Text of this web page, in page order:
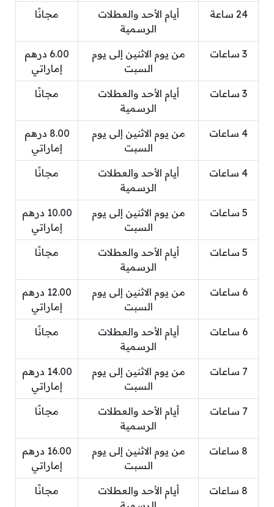
24 ساعة
أيام الأحد والعطلات
الرسمية
مجانًا
3 ساعات
من يوم الاثنين إلى يوم
السبت
6.00 درهم
إماراتي
3 ساعات
أيام الأحد والعطلات
الرسمية
مجانًا
4 ساعات
من يوم الاثنين إلى يوم
السبت
8.00 درهم
إماراتي
4 ساعات
أيام الأحد والعطلات
الرسمية
مجانًا
5 ساعات
من يوم الاثنين إلى يوم
السبت
10.00 درهم
إماراتي
5 ساعات
أيام الأحد والعطلات
الرسمية
مجانًا
6 ساعات
من يوم الاثنين إلى يوم
السبت
12.00 درهم
إماراتي
6 ساعات
أيام الأحد والعطلات
الرسمية
مجانًا
7 ساعات
من يوم الاثنين إلى يوم
السبت
14.00 درهم
إماراتي
7 ساعات
أيام الأحد والعطلات
الرسمية
مجانًا
8 ساعات
من يوم الاثنين إلى يوم
السبت
16.00 درهم
إماراتي
8 ساعات
أيام الأحد والعطلات
مجانًا